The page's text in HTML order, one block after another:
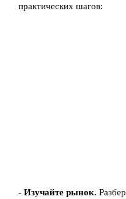
практических шагов:
-Изучайте рынок.